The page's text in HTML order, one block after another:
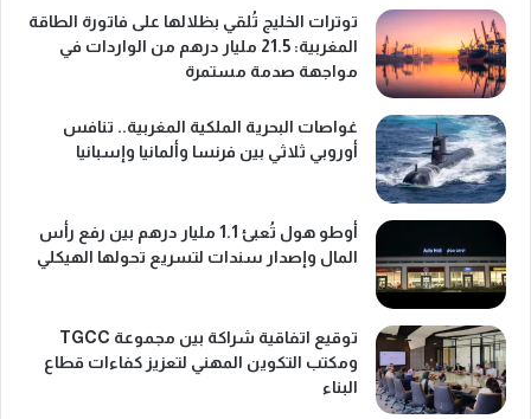
توترات الخليج تُلقي بظلالها على فاتورة الطاقة
المغربية: 21.5 مليار درهم من الواردات في
مواجهة صدمة مستمرة
غواصات البحرية الملكية المغربية.. تنافس
أوروبي ثلاثي بين فرنسا وألمانيا وإسبانيا
أوطو هول تُعبئ 1.1 مليار درهم بين رفع رأس
المال وإصدار سندات لتسريع تحولها الهيكلي
توقيع اتفاقية شراكة بين مجموعة TGCC
ومكتب التكوين المهني لتعزيز كفاءات قطاع
البناء